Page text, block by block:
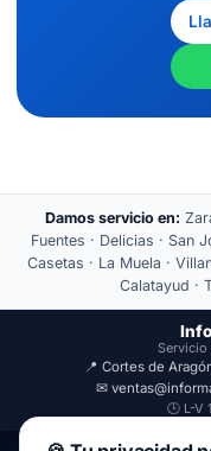
Damos servicio en:
Fuentes · Delicias · San
Casetas · La Muela ·
Calatayud ·
Servicio
📍 Cortes de
✉
🕒 L-V